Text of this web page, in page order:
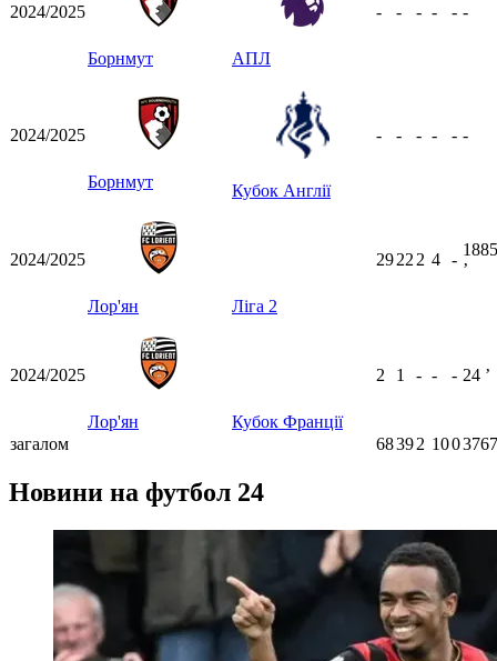
2024/2025
Борнмут АПЛ
- - - - - -
2024/2025
Борнмут Кубок Англії
- - - - - -
2024/2025
Лор'ян Ліга 2
2922 2 4 -
1885
ʼ
2024/2025
Лор'ян Кубок Франції
2 1 - - - 24 ʼ
загалом 68392 100
Новини на футбол 24